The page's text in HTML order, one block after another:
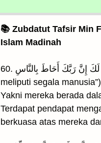
📚 Zubdatut Tafsir Min
Islam Madinah
60. وَإِذْ قُلْنَا لَكَ إِنَّ رَبَّكَ أَحَاطَ بِالنَّاسِ ۚ (Dan (ingatlah), ketika Kami wahyukan kepadamu: “Sesungguhnya (ilmu) Tuhanmu
meliputi segala manusia”)
Yakni mereka berada
Terdapat pendapat
berkuasa atas mereka